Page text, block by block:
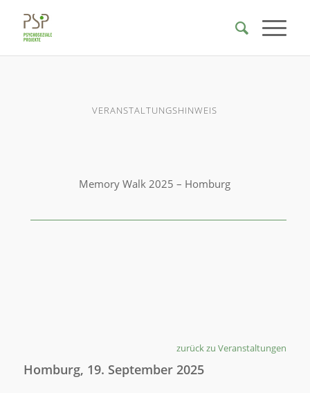
VERANSTALTUNGSHINWEIS
Memory Walk 2025 – Homburg
zurück zu Veranstaltungen
Homburg, 19. September 2025